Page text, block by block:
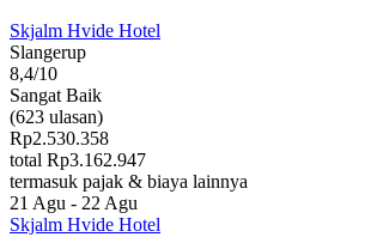
Skjalm Hvide Hotel
Slangerup
8,4/10
Sangat Baik
(623 ulasan)
Rp2.530.358
total Rp3.162.947
termasuk pajak & biaya lainnya
21 Agu - 22 Agu
Skjalm Hvide Hotel